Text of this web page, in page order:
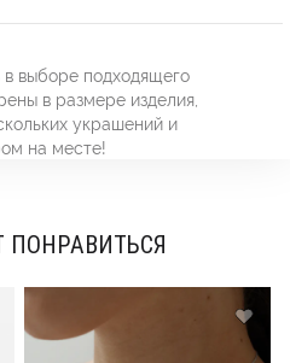
выборе подходящего
в размере изделия,
украшений и
на месте!